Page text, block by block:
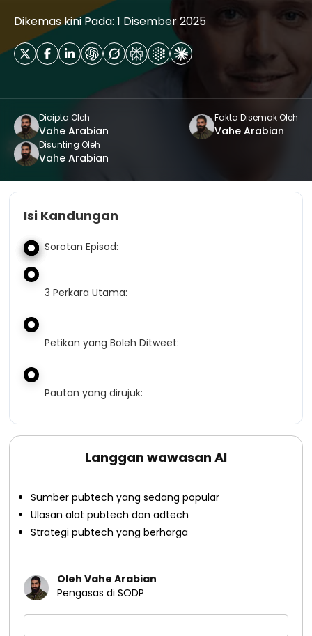
Dikemas kini Pada: 1 Disember 2025
Dicipta Oleh
Vahe Arabian
Fakta Disemak Oleh
Vahe Arabian
Disunting Oleh
Vahe Arabian
Isi Kandungan
Sorotan Episod:
3 Perkara Utama:
Petikan yang Boleh Ditweet:
Pautan yang dirujuk:
Langgan wawasan AI
Sumber pubtech yang sedang popular
Ulasan alat pubtech dan adtech
Strategi pubtech yang berharga
Oleh Vahe Arabian
Pengasas di SODP